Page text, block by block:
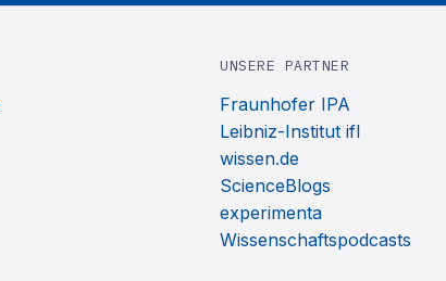
UNSERE PARTNER
Fraunhofer IPA
Leibniz-Institut ifl
wissen.de
ScienceBlogs
experimenta
Wissenschaftspodcasts